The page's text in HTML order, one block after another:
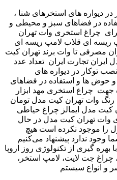
در دیواره های استخرهای شنا ،
در فضاهای سبز و محیطی و
چراغ استخری وات تهران
ای قلاب لامپ ریسه ای
مصرفی تا وات برند تهران کیت
تعداد عدد ‎ چراغ استخری وات گرین کیت مدل ایران تجارت ایران
توکار در دیواره های
و حوض ها و استفاده در فضاهای
چراغ استخری مهد ابزار
رنگ وات تهران کیت مدل تومان
کیت مدل ایمالز چراغ حیاطی
وات تهران کیت مدل در حال
را موجود نکرده است هیچ
وجود ندارد پیشنهاد می‌کنیم
گیری از تکنولوژی روز اروپا
چراغ جت لایت، لامپ استخر،